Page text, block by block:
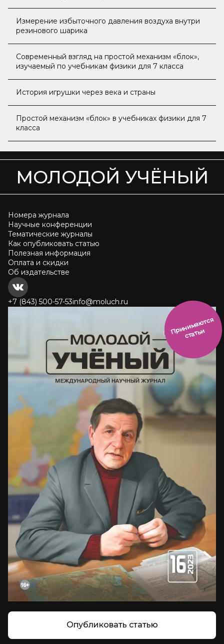
Измерение избыточного давления воздуха внутри
резинового шарика
Современный взгляд на простой механизм «блок»,
изучаемый по учебникам физики для 7 класса
История игрушки через века и страны
Простой механизм «блок» в учебниках физики для 7
класса
МОЛОДОЙ УЧЁНЫЙ
Номера журнала
Научные конференции
Тематические журналы
Как опубликовать статью
Полезная информация
Оплата и скидки
Об издательстве
+7 (843) 500-57-53info@moluch.ru
П
р
и
н
и
м
а
ют
с
я
ст
ать
и
Опубликовать статью